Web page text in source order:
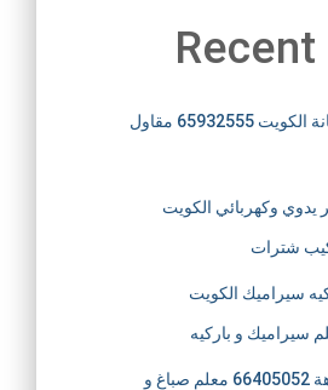
فني قص خرسانة الكويت 65932555 مقاول
وكهربائي الكويت
سيراميك الكويت
دهان صباغ النزهة 66405052 معلم صباغ و